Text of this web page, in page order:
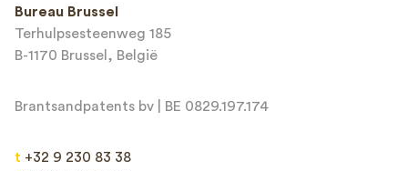
Bericht*
Bureau Brussel
Terhulpsesteenweg 185
B-1170 Brussel, België
Brantsandpatents bv | BE 0829.197.174
t +32 9 230 83 38